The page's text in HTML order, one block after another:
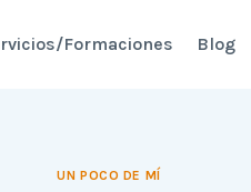
Formaciones Blog
UN POCO DE MÍ